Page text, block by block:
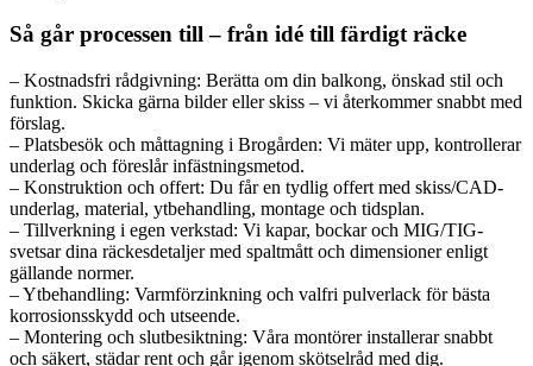
Så går processen till – från idé till färdigt räcke
– Kostnadsfri rådgivning: Berätta om din balkong, önskad stil och
funktion. Skicka gärna bilder eller skiss – vi återkommer snabbt med
förslag.
– Platsbesök och måttagning i Brogården: Vi mäter upp, kontrollerar
underlag och föreslår infästningsmetod.
– Konstruktion och offert: Du får en tydlig offert med skiss/CAD-
underlag, material, ytbehandling, montage och tidsplan.
– Tillverkning i egen verkstad: Vi kapar, bockar och MIG/TIG-
svetsar dina räckesdetaljer med spaltmått och dimensioner enligt
gällande normer.
– Ytbehandling: Varmförzinkning och valfri pulverlack för bästa
korrosionsskydd och utseende.
– Montering och slutbesiktning: Våra montörer installerar snabbt
och säkert, städar rent och går igenom skötselråd med dig.